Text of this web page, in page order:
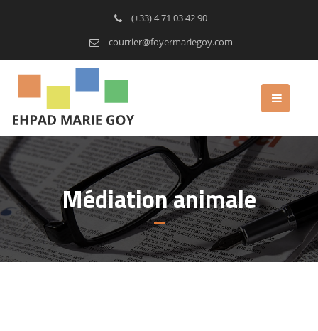
(+33) 4 71 03 42 90
courrier@foyermariegoy.com
Médiation animale